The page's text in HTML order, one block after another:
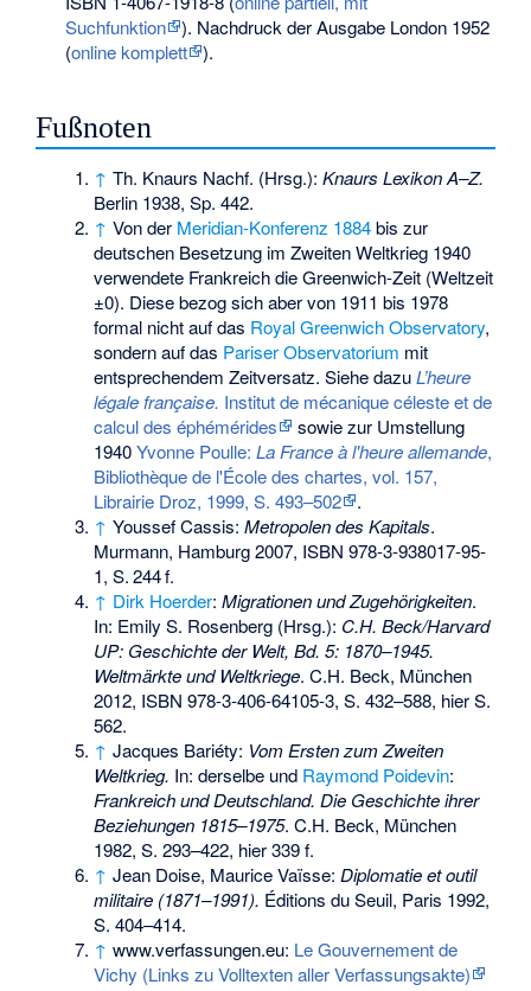
Suchfunktion
). Nachdruck der Ausgabe London 1952
(online komplett ).
Fußnoten
↑ Th. Knaurs Nachf. (Hrsg.):Knaurs Lexikon A–Z.
Berlin 1938, Sp. 442.
↑ Von der Meridian-Konferenz 1884bis zur
deutschen Besetzung im Zweiten Weltkrieg 1940
verwendete Frankreich die Greenwich-Zeit (Weltzeit
±0). Diese bezog sich aber von 1911 bis 1978
formal nicht auf das Royal Greenwich Observatory,
sondern auf das Pariser Observatorium mit
entsprechendem Zeitversatz. Siehe dazuL’heure
légale française. Institut de mécanique céleste et de
calcul des éphémérides
sowie zur Umstellung
1940Yvonne Poulle:La France à l'heure allemande,
Bibliothèque de l'École des chartes, vol. 157,
Librairie Droz, 1999, S. 493–502
.
↑ Youssef Cassis:Metropolen des Kapitals.
Murmann, Hamburg 2007, ISBN 978-3-938017-95-
1,S.244f.
↑ Dirk Hoerder:Migrationen und Zugehörigkeiten.
In: Emily S. Rosenberg (Hrsg.): C.H. Beck/Harvard
UP: Geschichte der Welt, Bd. 5: 1870–1945.
Weltmärkte und Weltkriege. C.H. Beck, München
2012, ISBN 978-3-406-64105-3, S. 432–588, hier S.
562.
↑ Jacques Bariéty: Vom Ersten zum Zweiten
Weltkrieg. In: derselbe und Raymond Poidevin:
Frankreich und Deutschland. Die Geschichte ihrer
Beziehungen 1815–1975. C.H. Beck, München
1982, S. 293–422, hier 339 f.
↑ Jean Doise, Maurice Vaïsse:Diplomatie et outil
militaire (1871–1991). Éditions du Seuil, Paris 1992,
S. 404–414.
↑ www.verfassungen.eu: Le Gouvernement de
Vichy (Links zu Volltexten aller Verfassungsakte)